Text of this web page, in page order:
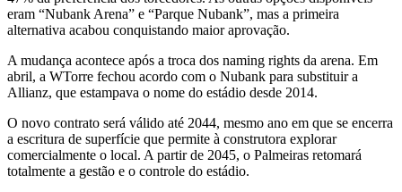
eram “Nubank Arena” e “Parque Nubank”, mas a primeira
alternativa acabou conquistando maior aprovação.
A mudança acontece após a troca dos naming rights da arena. Em
abril, a WTorre fechou acordo com o Nubank para substituir a
Allianz, que estampava o nome do estádio desde 2014.
O novo contrato será válido até 2044, mesmo ano em que se encerra
a escritura de superfície que permite à construtora explorar
comercialmente o local. A partir de 2045, o Palmeiras retomará
totalmente a gestão e o controle do estádio.